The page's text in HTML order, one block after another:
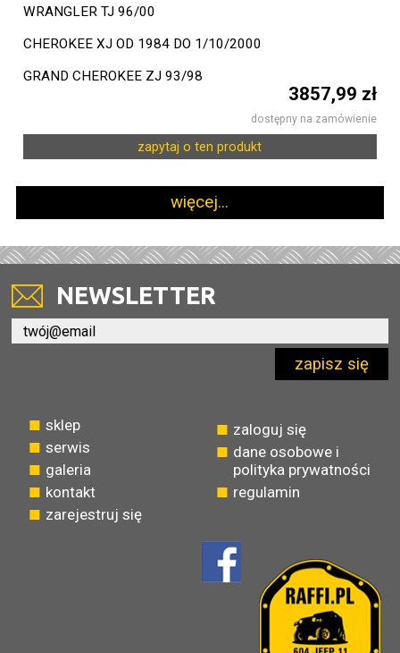
WRANGLER TJ 96/00
CHEROKEE XJ OD 1984 DO 1/10/2000
GRAND CHEROKEE ZJ 93/98
3857,99 zł
dostępny na zamówienie
zapytaj o ten produkt
więcej...
NEWSLETTER
zapisz się
sklep
serwis
galeria
kontakt
zarejestruj się
zaloguj się
dane osobowe i
polityka prywatności
regulamin